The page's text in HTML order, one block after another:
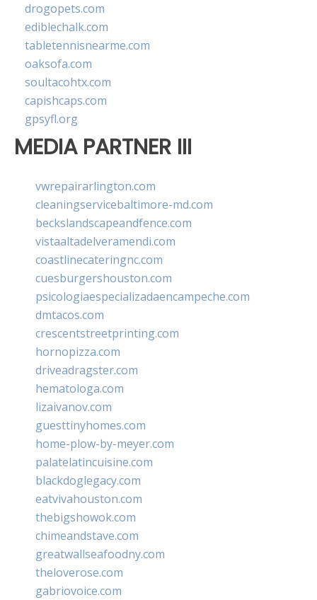
drogopets.com
ediblechalk.com
tabletennisnearme.com
oaksofa.com
soultacohtx.com
capishcaps.com
gpsyfl.org
MEDIA PARTNER III
vwrepairarlington.com
cleaningservicebaltimore-md.com
beckslandscapeandfence.com
vistaaltadelveramendi.com
coastlinecateringnc.com
cuesburgershouston.com
psicologiaespecializadaencampeche.com
dmtacos.com
crescentstreetprinting.com
hornopizza.com
driveadragster.com
hematologa.com
lizaivanov.com
guesttinyhomes.com
home-plow-by-meyer.com
palatelatincuisine.com
blackdoglegacy.com
eatvivahouston.com
thebigshowok.com
chimeandstave.com
greatwallseafoodny.com
theloverose.com
gabriovoice.com